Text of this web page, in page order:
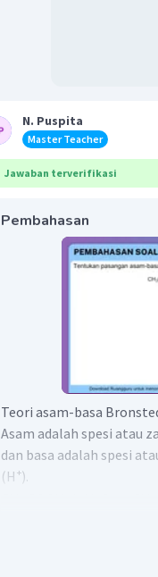
N. Puspita
Master Teacher
Jawaban terverifikasi
Pembahasan
Teori asam-basa
Asam adalah spesi atau
dan basa adalah spesi
(H⁺).
adalah (asam)